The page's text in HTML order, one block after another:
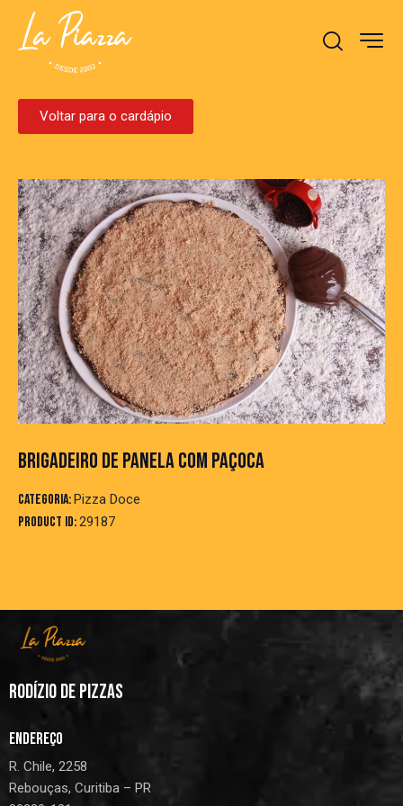
Voltar para o cardápio
BRIGADEIRO DE PANELA COM PAÇOCA
Categoria:Pizza Doce
Product ID:29187
RODÍZIO DE PIZZAS
ENDEREÇO
R. Chile, 2258
Rebouças, Curitiba – PR